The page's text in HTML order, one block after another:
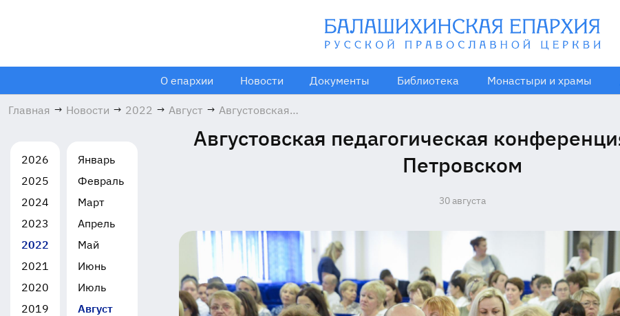
О епархии Новости Документы Библиотека Монастыри и храмы
Главная → Новости → 2022 → Август → Августовская
конференция в
Лосино-
2026
2025
2024
2023
2022
2021
2020
2019
Январь
Февраль
Март
Апрель
Май
Июнь
Июль
Август
Августовская педагогическая
Петровском
30 августа